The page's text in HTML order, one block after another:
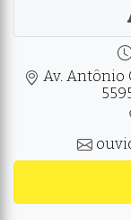
Av. Antônio